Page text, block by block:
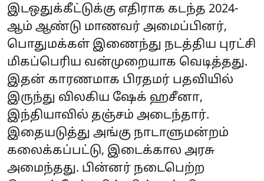
இடஒதுக்கீட்டுக்கு எதிராக கடந்த 2024-
ஆம் ஆண்டு மாணவர் அமைப்பினர்,
பொதுமக்கள் இணைந்து நடத்திய புரட்சி
மிகப்பெரிய வன்முறையாக வெடித்தது.
இதன் காரணமாக பிரதமர் பதவியில்
இருந்து விலகிய ஷேக் ஹசீனா,
இந்தியாவில் தஞ்சம் அடைந்தார்.
இதையடுத்து அங்கு நாடாளுமன்றம்
கலைக்கப்பட்டு, இடைக்கால அரசு
அமைந்தது. பின்னர் நடைபெற்ற